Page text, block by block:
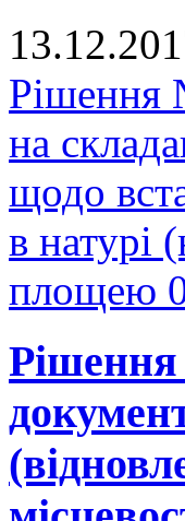
Рішення
на
щодо
в натурі
площею
Рішення